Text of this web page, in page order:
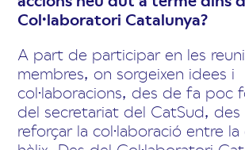
Col·laboratori Catalunya?
A part de participar en les
membres, on sorgeixen idees i
col·laboracions, des de fa poc
del secretariat del CatSud,
reforçar la col·laboració entre